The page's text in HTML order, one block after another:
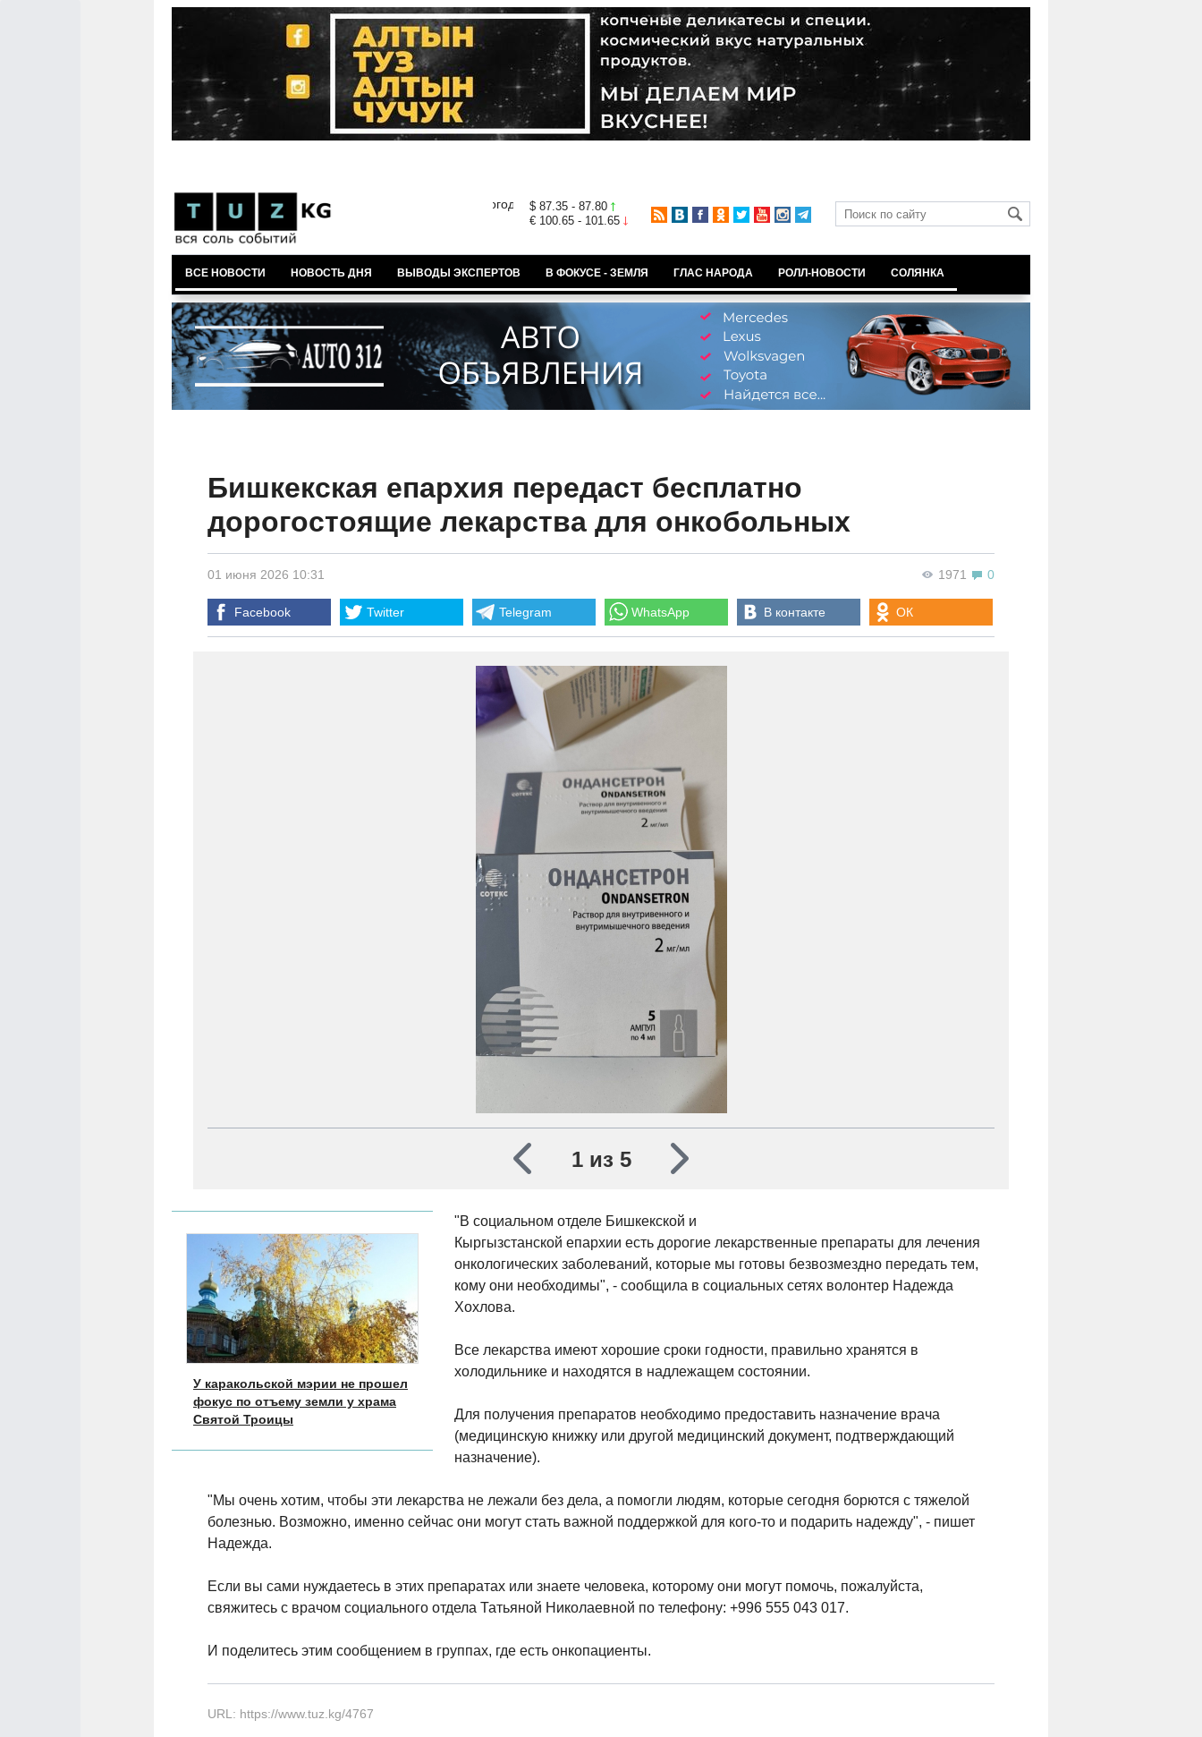
$ 87.35 - 87.80
€ 100.65 - 101.65
ВСЕ НОВОСТИ НОВОСТЬ ДНЯ ВЫВОДЫ ЭКСПЕРТОВ В ФОКУСЕ - ЗЕМЛЯ ГЛАС НАРОДА РОЛЛ-НОВОСТИ СОЛЯНКА
Бишкекская епархия передаст бесплатно
дорогостоящие лекарства для онкобольных
1971 0
01 июня 2026 10:31
Facebook Twitter Telegram WhatsApp В контакте ОК
1 из 5
У каракольской мэрии не прошел
фокус по отъему земли у храма
Святой Троицы
"В социальном отделе Бишкекской и
Кыргызстанской епархии есть дорогие лекарственные препараты для лечения
онкологических заболеваний, которые мы готовы безвозмездно передать тем,
кому они необходимы", - сообщила в социальных сетях волонтер Надежда
Хохлова.
Все лекарства имеют хорошие сроки годности, правильно хранятся в
холодильнике и находятся в надлежащем состоянии.
Для получения препаратов необходимо предоставить назначение врача
(медицинскую книжку или другой медицинский документ, подтверждающий
назначение).
"Мы очень хотим, чтобы эти лекарства не лежали без дела, а помогли людям, которые сегодня борются с тяжелой
болезнью. Возможно, именно сейчас они могут стать важной поддержкой для кого-то и подарить надежду", - пишет
Надежда.
Если вы сами нуждаетесь в этих препаратах или знаете человека, которому они могут помочь, пожалуйста,
свяжитесь с врачом социального отдела Татьяной Николаевной по телефону: +996 555 043 017.
И поделитесь этим сообщением в группах, где есть онкопациенты.
URL: https://www.tuz.kg/4767